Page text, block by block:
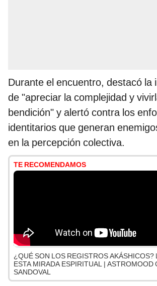
Durante el encuentro, destacó la
de "apreciar la complejidad y
bendición" y alertó contra los
identitarios que generan
en la percepción colectiva.
TE RECOMENDAMOS
¿QUÉ SON LOS REGISTROS AKÁSHICOS?
ESTA MIRADA ESPIRITUAL | ASTROMOOD
SANDOVAL